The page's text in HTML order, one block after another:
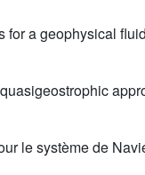
a geophysical
le système de